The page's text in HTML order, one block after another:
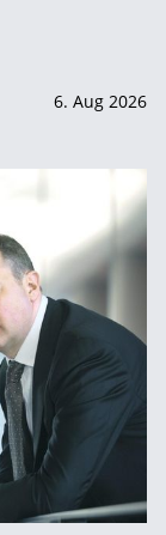
6. Aug 2026